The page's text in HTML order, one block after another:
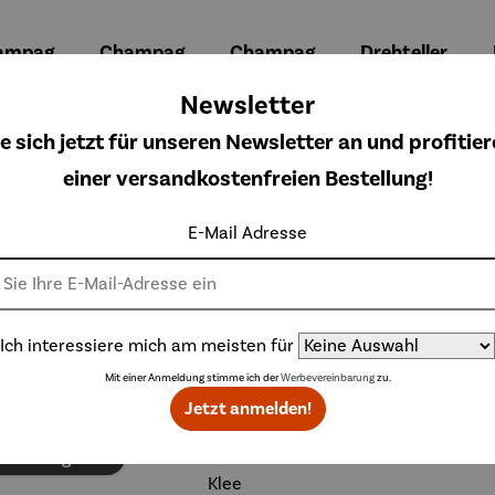
Champag
MONACO
Regulärer Preis:
249,00 €
Champag
NIZZA
Regulärer Preis:
199,00 €
Drehteller
Topseller aus der Kategorie Dekoration
Derzeit vergriffen
Newsletter
sich jetzt für unseren Newsletter an und
einer versandkostenfreien Bestellung!
E-Mail Adresse
Ich interessiere mich am meisten für
Mit einer Anmeldung stimme ich derWerbevereinbarungzu.
Jetzt anmelden!